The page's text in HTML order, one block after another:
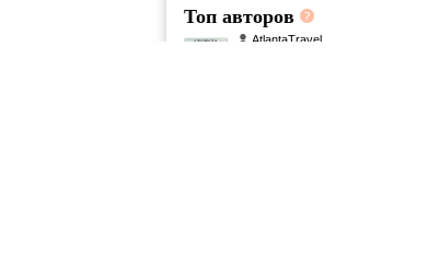
Топ авторов
AtlantaTravel